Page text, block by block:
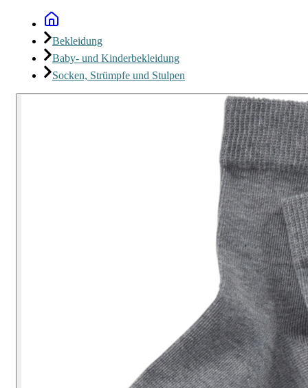
Bekleidung
Baby- und Kinderbekleidung
Socken, Strümpfe und Stulpen